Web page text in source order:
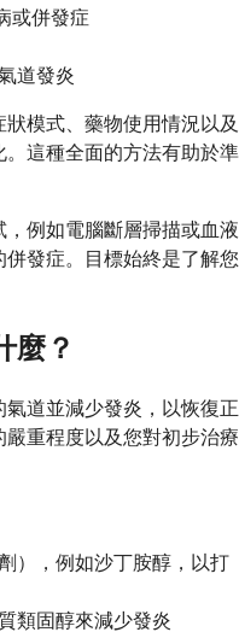
或併發症
道發炎
模式、藥物使用情況以及
這種全面的方法有助於準
例如電腦斷層掃描或血液
發症。目標始終是了解您
麼？
道並減少發炎，以恢復正
重程度以及您對初步治療
），例如沙丁胺醇，以打
類固醇來減少發炎